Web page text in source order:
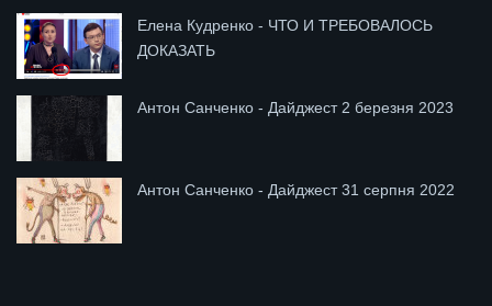
Елена Кудренко - ЧТО И ТРЕБОВАЛОСЬ
ДОКАЗАТЬ
Антон Санченко - Дайджест 2 березня 2023
Антон Санченко - Дайджест 31 серпня 2022